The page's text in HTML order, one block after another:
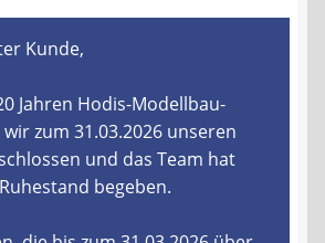
Kunde,
Jahren Hodis-Modellbau-
wir zum 31.03.2026 unseren
und das Team hat
begeben.